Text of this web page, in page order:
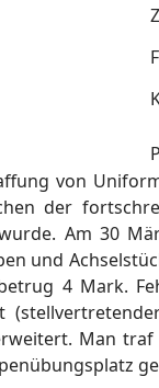
von
der
Am 30
und
4 Mark.
Man